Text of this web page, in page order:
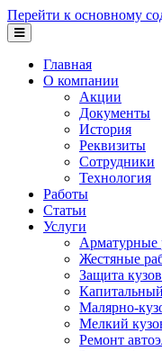
Перейти к основному
Главная
О компании
Акции
Документы
История
Реквизиты
Сотрудники
Технология
Работы
Статьи
Услуги
Арматурные
Жестяные
Защита
Малярно-
Мелкий
Ремонт